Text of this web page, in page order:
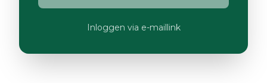
Inloggen via e-maillink